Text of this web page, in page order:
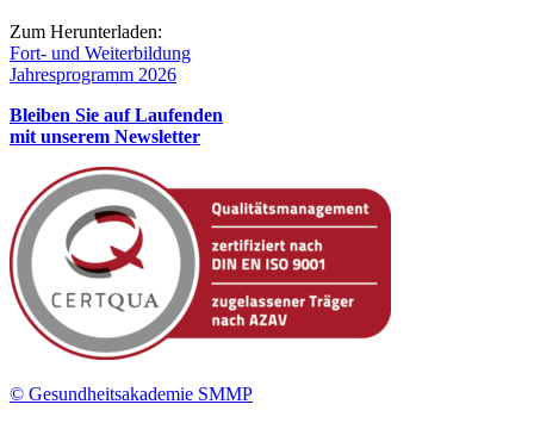
Zum Herunterladen:
Fort- und Weiterbildung
Jahresprogramm 2026
Bleiben Sie auf Laufenden
mit unserem Newsletter
© Gesundheitsakademie SMMP